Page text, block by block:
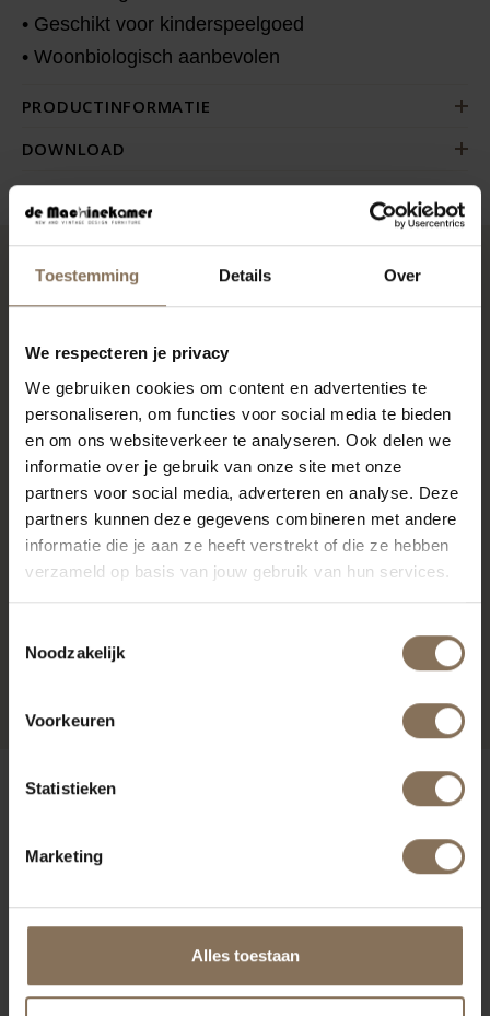
Toestemming Details Over
We respecteren je privacy
We gebruiken cookies om content en advertenties te
personaliseren, om functies voor social media te bieden
en om ons websiteverkeer te analyseren. Ook delen we
informatie over je gebruik van onze site met onze
partners voor social media, adverteren en analyse. Deze
partners kunnen deze gegevens combineren met andere
informatie die je aan ze heeft verstrekt of die ze hebben
verzameld op basis van jouw gebruik van hun services.
Noodzakelijk
Voorkeuren
Statistieken
Marketing
Alles toestaan
• Geschikt voor kinderspeelgoed
• Woonbiologisch aanbevolen
PRODUCTINFORMATIE
DOWNLOAD
MISSCHIEN VIND JE DIT OOK MOOI
WOCA OLIE
SPRAYFLACON 750ML
ONDERHOUDSSETJE
WHITEWASH
€ 24,95